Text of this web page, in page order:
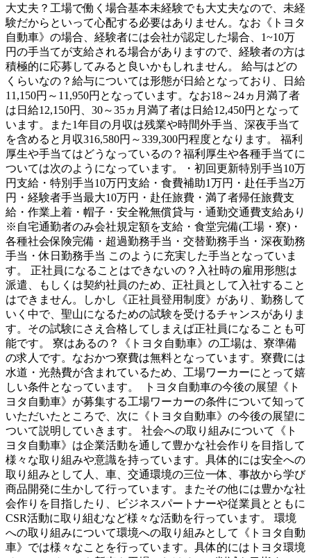
大丈夫？工場で働く場合基本未経験でも大丈夫なので、未経
験だからといって心配する必要はありません。なお《トヨタ
自動車》の場合、経験者には会社が認定した場合、1~10万
円の手当てが支給される場合がありますので、経験者の方は
積極的に応募してみると良いかもしれません。 給与はどの
くらいなの？給与については形態が日給となっており、日給
11,150円～11,950円となっています。なお18～24ヵ月満了者
は日給12,150円、30～35ヵ月満了者は日給12,450円となって
います。また1年目の月収は残業や時間外手当、深夜手当て
を含めると月収316,580円～339,300円程度となります。 福利
厚生や手当てはどうなっているの？福利厚生や各種手当てに
ついては次のようになっています。・初回更新特別手当10万
円支給・特別手当10万円支給・食費補助1万円・赴任手当2万
円・経験者手当最大10万円・赴任旅費・満了者帰任旅費支
給・作業上着・帽子・安全靴無償貸与・通勤交通費支給あり
※自宅通勤者のみ会社規定額を支給・食堂完備(工場・寮)・
各種社会保険完備・超過勤務手当・交替勤務手当・深夜勤務
手当・休日勤務手当 このように充実した手当となっていま
す。 正社員になることはできないの？入社時の雇用形態は
派遣、もしくは契約社員のため、正社員として入社すること
はできません。しかし《正社員登用制度》があり、勤務して
いく中で、聖山になるための試験を受けるチャンスがありま
す。その試験にさえ合格してしまえば正社員になることも可
能です。 寮はあるの？《トヨタ自動車》の工場は、寮準備
の求人です。なおかつ寮費は無料となっています。寮費には
水道・光熱費が含まれているため、工場ワーカーにとって嬉
しい条件となっています。 トヨタ自動車の今後の展望《ト
ヨタ自動車》が募集する工場ワーカーの条件について知って
いただいたところで、次に《トヨタ自動車》の今後の展望に
ついて説明していきます。 社会への取り組みについて《ト
ヨタ自動車》は企業活動を通して豊かな社会作りを目指して
様々な取り組みや意識を持っています。具体的には安全への
取り組みとして人、車、交通環境の三位一体、事故から学び
商品開発に生かして行っています。またその他には豊かな社
会作りを目指したり、ビジネスパートナーや従業員とともに
CSR活動に取り組むなど様々な活動を行っています。 環境
への取り組みについて環境への取り組みとして《トヨタ自動
車》では様々なことを行っています。具体的にはトヨタ環境